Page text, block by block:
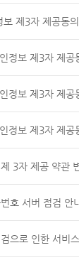
보 제3자 제공동
개인정보 제3자
정보 제3자 제공
개인정보 제3자
3자 제공 약관
호 서버 점검 안
으로 인한 서비